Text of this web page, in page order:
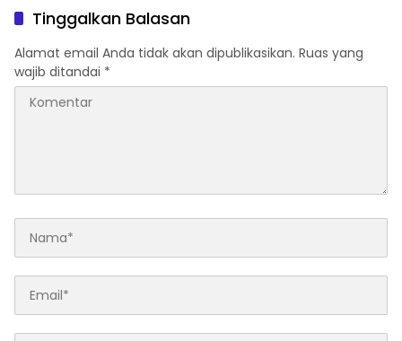
Organisasi
Tinggalkan Balasan
Alamat email Anda tidak akan dipublikasikan. Ruas yang
wajib ditandai *